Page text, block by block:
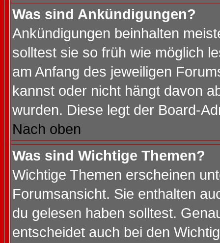
Was sind Ankündigungen?
Ankündigungen beinhalten
solltest sie so früh wie möglich
am Anfang des jeweiligen
kannst oder nicht hängt davon
wurden. Diese legt der Board-
Nach oben
Was sind Wichtige Themen?
Wichtige Themen erscheinen
Forumsansicht. Sie enthalten
du gelesen haben solltest.
entscheidet auch bei den